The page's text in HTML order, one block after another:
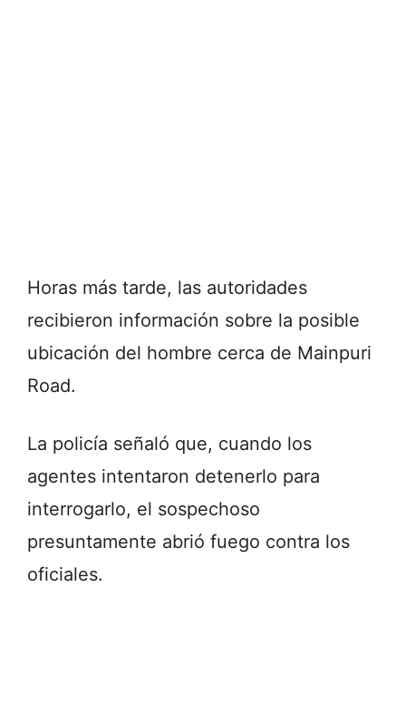
Horas más tarde, las autoridades
recibieron información sobre la posible
ubicación del hombre cerca de Mainpuri
Road.
La policía señaló que, cuando los
agentes intentaron detenerlo para
interrogarlo, el sospechoso
presuntamente abrió fuego contra los
oficiales.